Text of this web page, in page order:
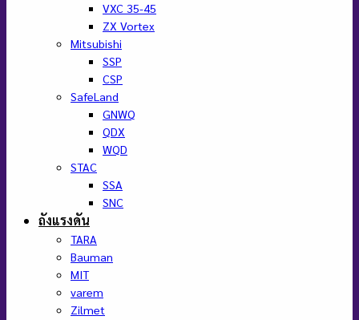
VXC 35-45
ZX Vortex
Mitsubishi
SSP
CSP
SafeLand
GNWQ
QDX
WQD
STAC
SSA
SNC
ถังแรงดัน
TARA
Bauman
MIT
varem
Zilmet